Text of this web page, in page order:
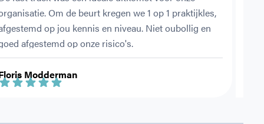
Modderman
Om de beurt kregen we 1 op 1 praktijkles,
op jou kennis en niveau. Niet oubollig en
afgestemd op onze risico's.